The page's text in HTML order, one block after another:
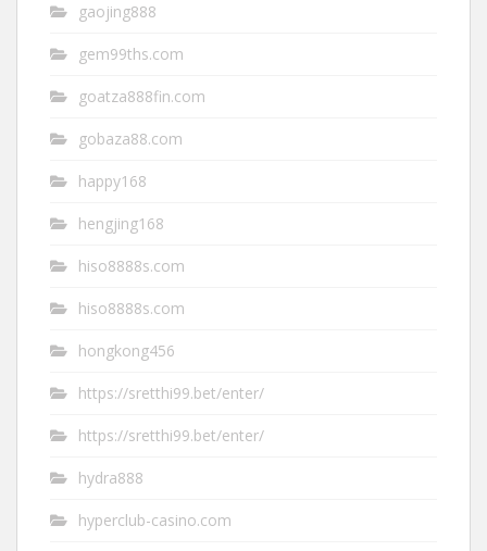
gaojing888
gem99ths.com
goatza888fin.com
gobaza88.com
happy168
hengjing168
hiso8888s.com
hiso8888s.com
hongkong456
https://sretthi99.bet/enter/
https://sretthi99.bet/enter/
hydra888
hyperclub-casino.com